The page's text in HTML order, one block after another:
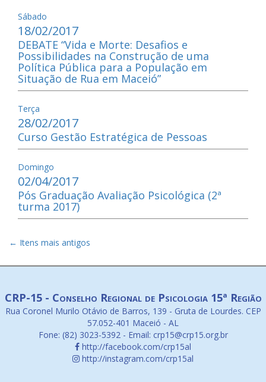
Sábado
18/02/2017
DEBATE “Vida e Morte: Desafios e
Possibilidades na Construção de uma
Política Pública para a População em
Situação de Rua em Maceió”
Terça
28/02/2017
Curso Gestão Estratégica de Pessoas
Domingo
02/04/2017
Pós Graduação Avaliação Psicológica (2ª
turma 2017)
← Itens mais antigos
CRP-15 - Conselho Regional de Psicologia 15ª Região
Rua Coronel Murilo Otávio de Barros, 139 - Gruta de Lourdes. CEP
57.052-401 Maceió - AL
Fone: (82) 3023-5392 - Email: crp15@crp15.org.br
http://facebook.com/crp15al
http://instagram.com/crp15al